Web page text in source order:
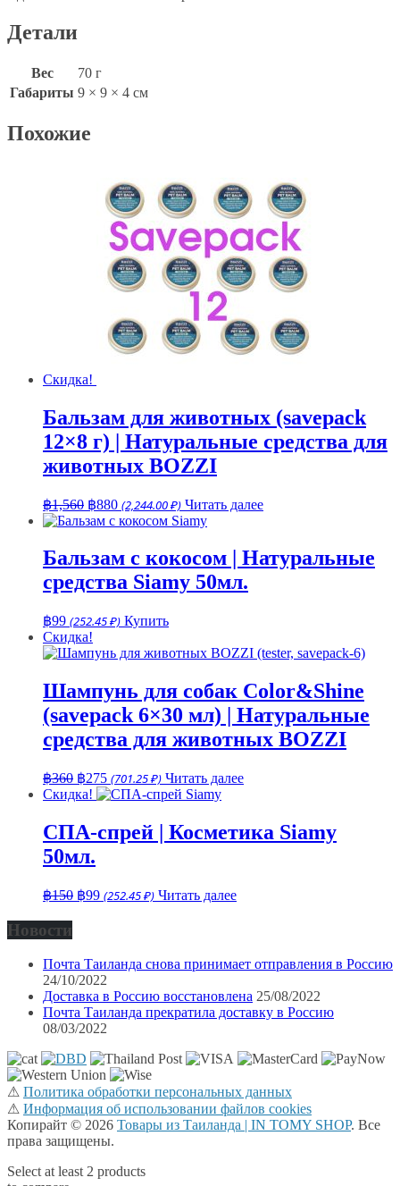
Детали
Вес
70 г
Габариты 9 × 9 × 4 см
Похожие
Скидка!
Бальзам для животных (savepack
12×8 г) | Натуральные средства для
животных BOZZI
฿1,560 Первоначальная
цена
฿1,560.
฿880Текущая
цена:
(2,244.00 ₽) Читать далее
Бальзам с кокосом | Натуральные
средства Siamy 50мл.
฿99 (252.45 ₽) Купить
Скидка!
Шампунь для собак Color&Shine
(savepack 6×30 мл) | Натуральные
средства для животных BOZZI
฿360 Первоначальная
цена
฿360.
฿275Текущая
цена:
(701.25 ₽) Читать далее
Скидка!
СПА-спрей | Косметика Siamy
50мл.
฿150 Первоначальная
฿99Текущая
(252.45 ₽) Читать далее
Новости
Почта Таиланда снова принимает отправления в Россию
24/10/2022
Доставка в Россию восстановлена 25/08/2022
Почта Таиланда прекратила доставку в Россию
08/03/2022
⚠ Политика обработки персональных данных
⚠ Информация об использовании файлов cookies
Копирайт © 2026 Товары из Таиланда | IN TOMY SHOP. Все
права защищены.
Select at least 2 products